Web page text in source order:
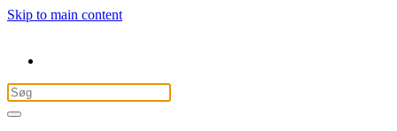
Skip to main content